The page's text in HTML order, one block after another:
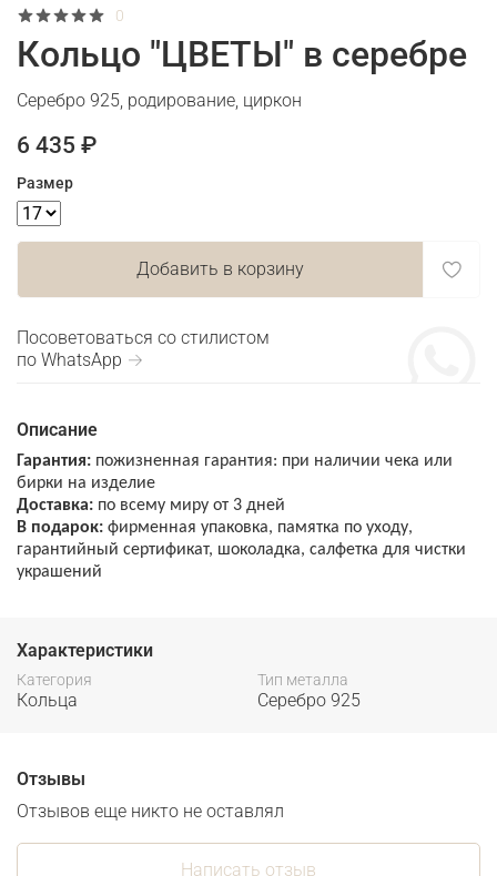
0
Кольцо "ЦВЕТЫ" в серебре
Серебро 925, родирование, циркон
6 435 ₽
Размер
Добавить в корзину
Посоветоваться со стилистом
по WhatsApp →
Описание
Гарантия: пожизненная гарантия: при наличии чека или
бирки на изделие
Доставка: по всему миру от 3 дней
В подарок: фирменная упаковка, памятка по уходу,
гарантийный сертификат, шоколадка, салфетка для чистки
украшений
Характеристики
Категория
Кольца
Тип металла
Серебро 925
Отзывы
Отзывов еще никто не оставлял
Написать отзыв